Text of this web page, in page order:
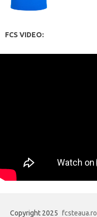
FCS VIDEO:
Copyright 2025 fcsteaua.ro